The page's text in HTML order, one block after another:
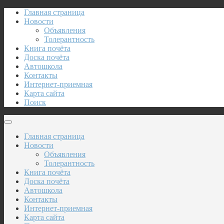
Главная страница
Новости
Объявления
Толерантность
Книга почёта
Доска почёта
Автошкола
Контакты
Интернет-приемная
Карта сайта
Поиск
Главная страница
Новости
Объявления
Толерантность
Книга почёта
Доска почёта
Автошкола
Контакты
Интернет-приемная
Карта сайта